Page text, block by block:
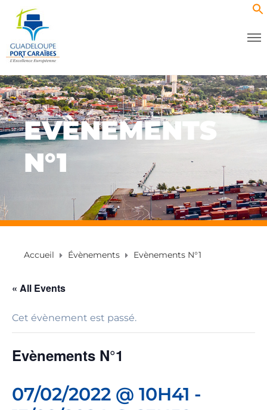
EVÈNEMENTS
N°1
Accueil Évènements Evènements N°1
« All Events
Cet évènement est passé.
Evènements N°1
07/02/2022 @ 10H41 -